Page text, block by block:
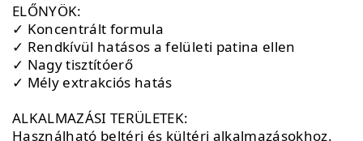
ELŐNYÖK:
✓ Koncentrált formula
✓ Rendkívül hatásos a felületi patina ellen
✓ Nagy tisztítóerő
✓ Mély extrakciós hatás
ALKALMAZÁSI TERÜLETEK:
Használható beltéri és kültéri alkalmazásokhoz.